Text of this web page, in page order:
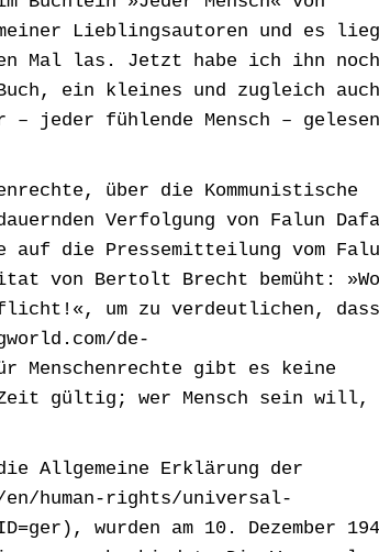
Lieblingsautoren und es
Mal las. Jetzt habe ich ihn noch
ein kleines und zugleich
– jeder fühlende Mensch – gelesen
über die Kommunistische
Verfolgung von Falun Dafa
auf die Pressemitteilung vom
von Bertolt Brecht bemüht: »Wo
um zu verdeutlichen, dass
de-
Menschenrechte gibt es keine
gültig; wer Mensch sein will,
Allgemeine Erklärung der
en/human-rights/universal-
wurden am 10. Dezember